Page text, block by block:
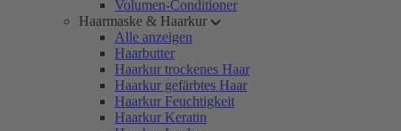
Volumen-Conditioner
Haarmaske & Haarkur
Alle anzeigen
Haarbutter
Haarkur trockenes Haar
Haarkur gefärbtes Haar
Haarkur Feuchtigkeit
Haarkur Keratin